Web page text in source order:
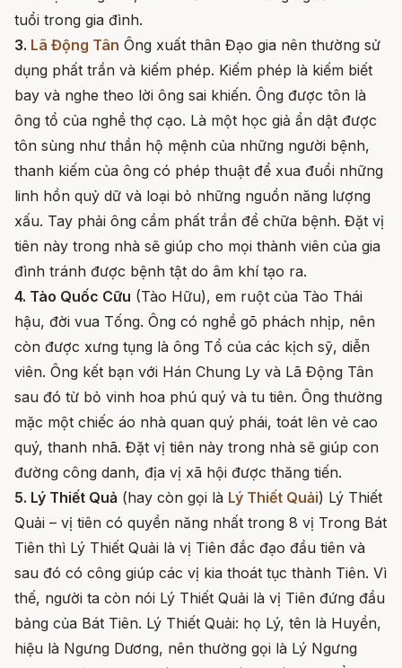
tuổi trong gia đình.
3. Lã Động Tân Ông xuất thân Đạo gia nên thường sử
dụng phất trần và kiếm phép. Kiếm phép là kiếm biết
bay và nghe theo lời ông sai khiến. Ông được tôn là
ông tổ của nghề thợ cạo. Là một học giả ẩn dật được
tôn sùng như thần hộ mệnh của những người bệnh,
thanh kiếm của ông có phép thuật để xua đuổi những
linh hồn quỷ dữ và loại bỏ những nguồn năng lượng
xấu. Tay phải ông cầm phất trần để chữa bệnh. Đặt vị
tiên này trong nhà sẽ giúp cho mọi thành viên của gia
đình tránh được bệnh tật do âm khí tạo ra.
4. Tào Quốc Cữu (Tào Hữu), em ruột của Tào Thái
hậu, đời vua Tống. Ông có nghề gõ phách nhịp, nên
còn được xưng tụng là ông Tổ của các kịch sỹ, diễn
viên. Ông kết bạn với Hán Chung Ly và Lã Động Tân
sau đó từ bỏ vinh hoa phú quý và tu tiên. Ông thường
mặc một chiếc áo nhà quan quý phái, toát lên vẻ cao
quý, thanh nhã. Đặt vị tiên này trong nhà sẽ giúp con
đường công danh, địa vị xã hội được thăng tiến.
5. Lý Thiết Quả (hay còn gọi là Lý Thiết Quải) Lý Thiết
Quải – vị tiên có quyền năng nhất trong 8 vị Trong Bát
Tiên thì Lý Thiết Quải là vị Tiên đắc đạo đầu tiên và
sau đó có công giúp các vị kia thoát tục thành Tiên. Vì
thế, người ta còn nói Lý Thiết Quải là vị Tiên đứng đầu
bảng của Bát Tiên. Lý Thiết Quải: họ Lý, tên là Huyền,
hiệu là Ngưng Dương, nên thường gọi là Lý Ngưng